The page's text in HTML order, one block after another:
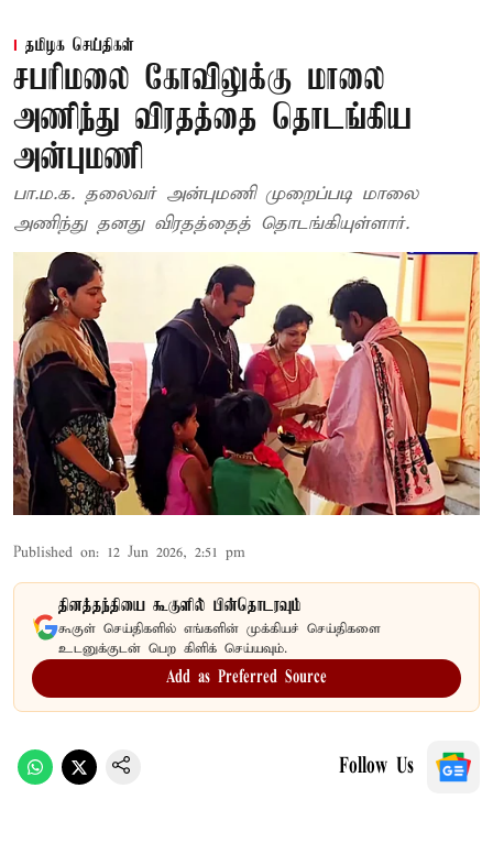
தமிழக செய்திகள்
சபரிமலை கோவிலுக்கு மாலை
அணிந்து விரதத்தை தொடங்கிய
அன்புமணி
பா.ம.க. தலைவர் அன்புமணி முறைப்படி மாலை
அணிந்து தனது விரதத்தைத் தொடங்கியுள்ளார்.
Published on: 12 Jun 2026, 2:51 pm
தினத்தந்தியை கூகுளில் பின்தொடரவும்
கூகுள் செய்திகளில் எங்களின் முக்கியச் செய்திகளை
உடனுக்குடன் பெற கிளிக் செய்யவும்.
Add as Preferred Source
Follow Us